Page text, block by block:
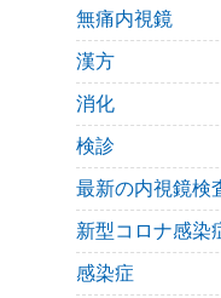
無痛内視鏡
漢方
消化
検診
最新の内視鏡検
新型コロナ感染
感染症